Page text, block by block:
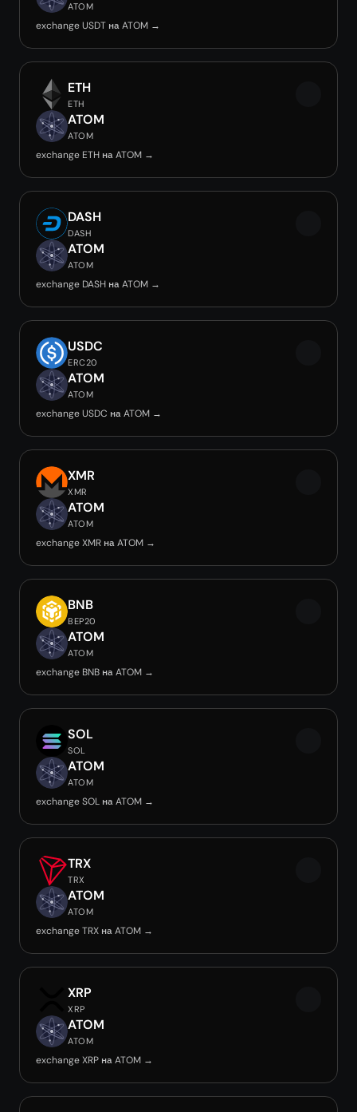
ATOM
exchange USDT на ATOM →
ETH
ETH
ATOM
ATOM
exchange ETH на ATOM →
DASH
DASH
ATOM
ATOM
exchange DASH на ATOM →
USDC
ERC20
ATOM
ATOM
exchange USDC на ATOM →
XMR
XMR
ATOM
ATOM
exchange XMR на ATOM →
BNB
BEP20
ATOM
ATOM
exchange BNB на ATOM →
SOL
SOL
ATOM
ATOM
exchange SOL на ATOM →
TRX
TRX
ATOM
ATOM
exchange TRX на ATOM →
XRP
XRP
ATOM
ATOM
exchange XRP на ATOM →